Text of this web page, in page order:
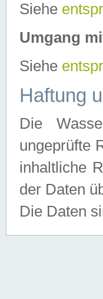
Siehe
Umgang
Siehe
Haftung
Die
ungeprüfte
inhaltliche
der Daten
Die Daten